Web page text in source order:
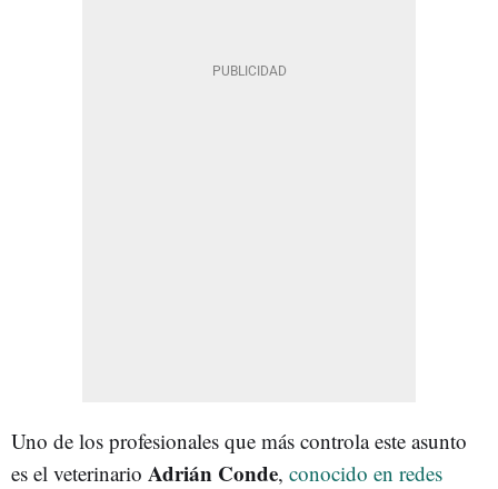
Uno de los profesionales que más controla este asunto
es el veterinario Adrián Conde, conocido en redes